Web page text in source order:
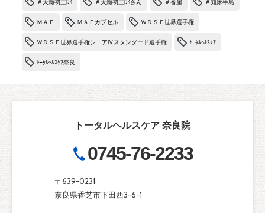
＃大瀬初三郎 ＃大瀬初三郎さん ＃番屋 ＃知床半島
ＭＡＦ ＭＡＦカプセル ＷＤＳＦ世界選手権
ＷＤＳＦ世界選手権シニアⅣスタンダード選手権 ﾄｰﾀﾙﾍﾙｽｹｱ
ﾄｰﾀﾙﾍﾙｽｹｱ奈良
トータルヘルスケア 奈良院
0745-76-2233
〒639-0231
奈良県香芝市下田西3-6-1